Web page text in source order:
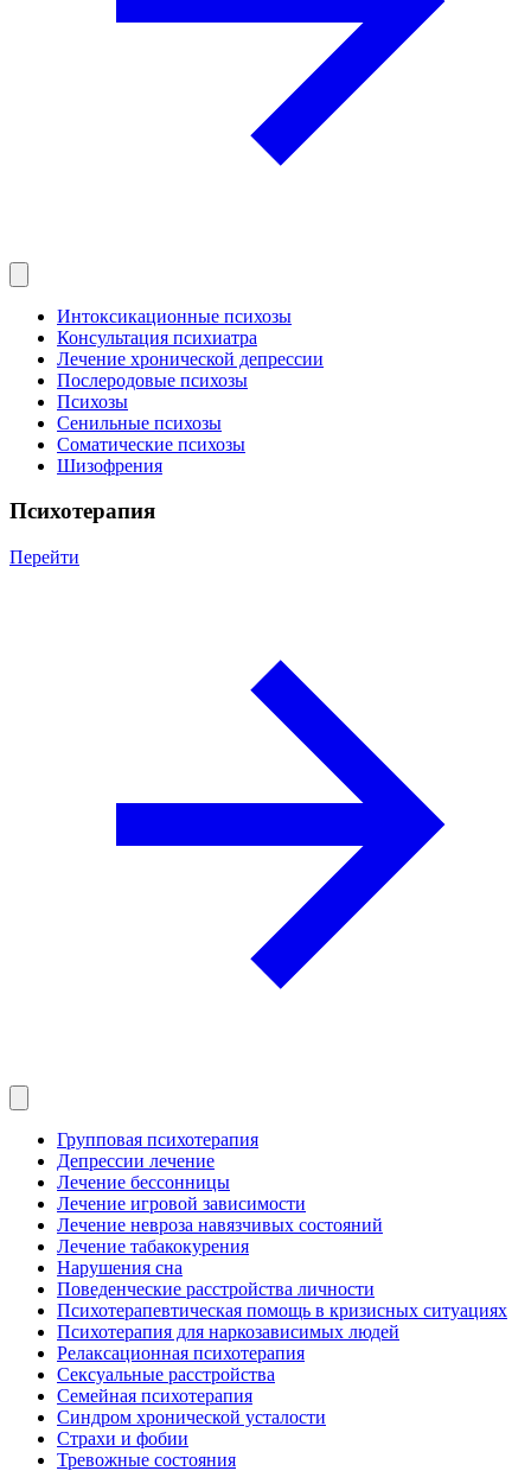
Интоксикационные психозы
Консультация психиатра
Лечение хронической депрессии
Послеродовые психозы
Психозы
Сенильные психозы
Соматические психозы
Шизофрения
Психотерапия
Перейти
Групповая психотерапия
Депрессии лечение
Лечение бессонницы
Лечение игровой зависимости
Лечение невроза навязчивых состояний
Лечение табакокурения
Нарушения сна
Поведенческие расстройства личности
Психотерапевтическая помощь в кризисных ситуациях
Психотерапия для наркозависимых людей
Релаксационная психотерапия
Сексуальные расстройства
Семейная психотерапия
Синдром хронической усталости
Страхи и фобии
Тревожные состояния